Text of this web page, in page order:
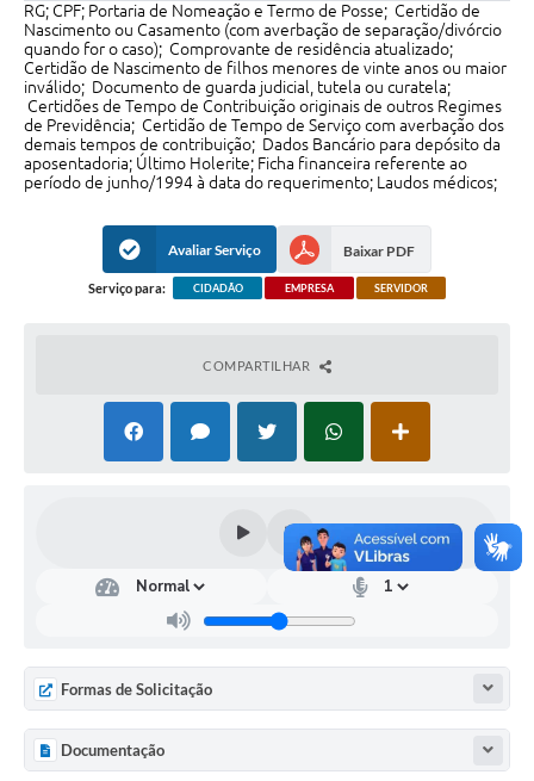
Imprensa
Galeria de Fotos
Contratos
Ouvidoria
Arquivos para Download
Serviços Online
Telefones Úteis
Enquete
RG; CPF; Portaria de Nomeação e Termo de Posse; Certidão de
Nascimento ou Casamento (com averbação de separação/divórcio
quando for o caso); Comprovante de residência atualizado;
Certidão de Nascimento de filhos menores de vinte anos ou maior
inválido; Documento de guarda judicial, tutela ou curatela;
Certidões de Tempo de Contribuição originais de outros Regimes
de Previdência; Certidão de Tempo de Serviço com averbação dos
demais tempos de contribuição; Dados Bancário para depósito da
aposentadoria; Último Holerite; Ficha financeira referente ao
período de junho/1994 à data do requerimento; Laudos médicos;
Avaliar Serviço Baixar PDF
Serviço para: CIDADÃO EMPRESA SERVIDOR
COMPARTILHAR
Formas de Solicitação
Documentação